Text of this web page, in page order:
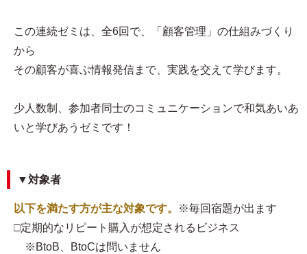
この連続ゼミは、全6回で、「顧客管理」の仕組みづくり
から
その顧客が喜ぶ情報発信まで、実践を交えて学びます。
少人数制、参加者同士のコミュニケーションで和気あいあ
いと学びあうゼミです！
▼対象者
以下を満たす方が主な対象です。
※毎回宿題が出ます
□定期的なリピート購入が想定されるビジネス
※BtoB、BtoCは問いません